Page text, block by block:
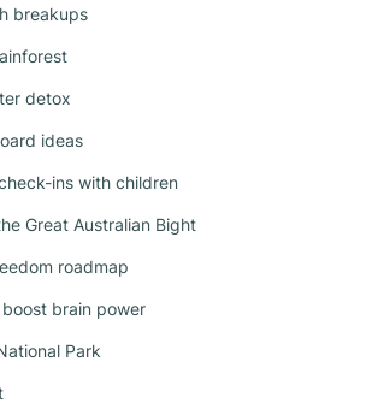
breakups
detox
ideas
ins with children
Great Australian Bight
roadmap
brain power
Park